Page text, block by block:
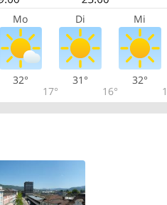
Mo Di Mi
32°
17°
31°
16°
32°